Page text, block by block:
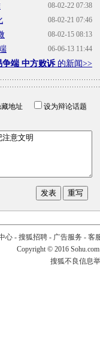
08-02-22 07:38
08-02-21 07:46
08-02-15 08:13
06-06-13 11:44
争端 中方败诉的新闻>>
藏地址
设为辩论话题
心- 搜狐招聘- 广告服务 - 客
Copyright © 2016
搜狐不良信息